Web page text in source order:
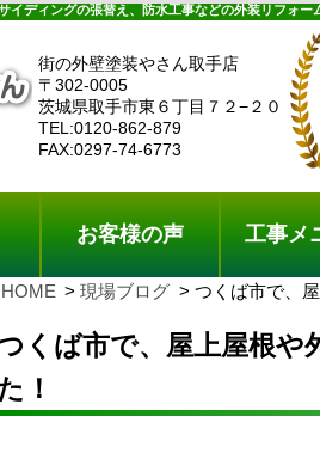
ディングの張替え、防水工事などの外装リフォー
街の外壁塗装やさん取手店
〒302-0005
茨城県取手市東６丁目７２−２０
TEL:0120-862-879
FAX:0297-74-6773
お客様の声 工事メ
HOME 現場ブログ つくば市で、
くば市で、屋上屋根や
！